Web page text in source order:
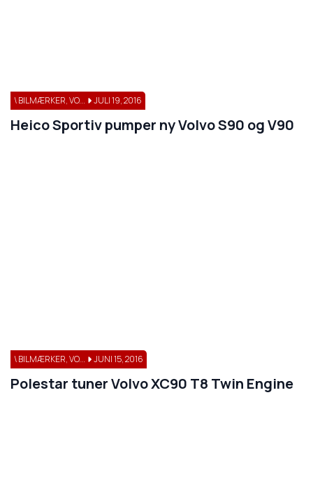
\ BILMÆRKER, VO... JULI 19, 2016
Heico Sportiv pumper ny Volvo S90 og V90
\ BILMÆRKER, VO... JUNI 15, 2016
Polestar tuner Volvo XC90 T8 Twin Engine